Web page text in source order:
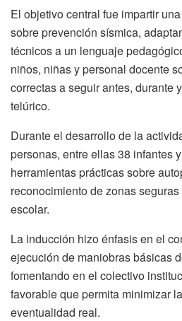
El objetivo central fue impartir
sobre prevención sísmica,
técnicos a un lenguaje
niños, niñas y personal docente
correctas a seguir antes, durante
telúrico.
Durante el desarrollo de la
personas, entre ellas 38 infantes
herramientas prácticas sobre
reconocimiento de zonas
escolar.
La inducción hizo énfasis en el
ejecución de maniobras básicas
fomentando en el colectivo
favorable que permita minimizar
eventualidad real.